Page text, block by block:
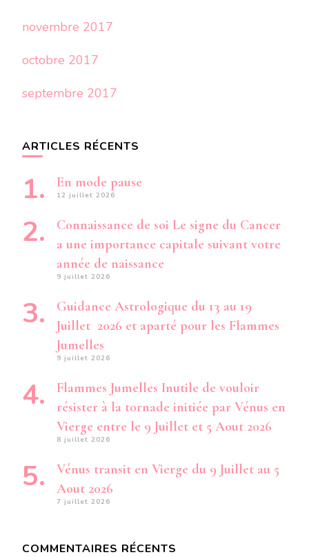
novembre 2017
octobre 2017
septembre 2017
ARTICLES RÉCENTS
En mode pause
12 juillet 2026
Connaissance de soi Le signe du Cancer
a une importance capitale suivant votre
année de naissance
9 juillet 2026
Guidance Astrologique du 13 au 19
Juillet 2026 et aparté pour les Flammes
Jumelles
9 juillet 2026
Flammes Jumelles Inutile de vouloir
résister à la tornade initiée par Vénus en
Vierge entre le 9 Juillet et 5 Aout 2026
8 juillet 2026
Vénus transit en Vierge du 9 Juillet au 5
Aout 2026
7 juillet 2026
COMMENTAIRES RÉCENTS